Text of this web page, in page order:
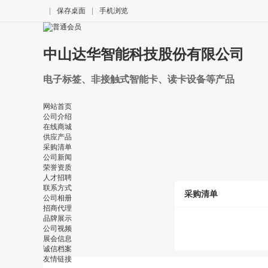
保存桌面 手机浏览
中山达华智能科技股份有限公司
电子标签、非接触式智能卡、读卡设备等产品
网站首页
公司介绍
在线商城
供应产品
采购清单
公司新闻
荣誉资质
人才招聘
联系方式
公司相册
招商代理
品牌展示
公司视频
展会信息
诚信档案
友情链接
采购清单